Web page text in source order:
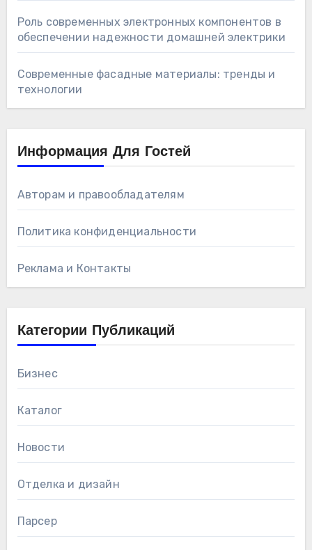
Роль современных электронных компонентов в
обеспечении надежности домашней электрики
Современные фасадные материалы: тренды и
технологии
Информация Для Гостей
Авторам и правообладателям
Политика конфиденциальности
Реклама и Контакты
Категории Публикаций
Бизнес
Каталог
Новости
Отделка и дизайн
Парсер